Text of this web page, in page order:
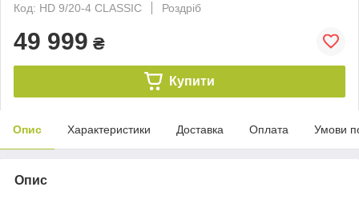
Код: HD 9/20-4 CLASSIC
Роздріб
49 999 ₴
Купити
Опис Характеристики Доставка Оплата Умови
Опис